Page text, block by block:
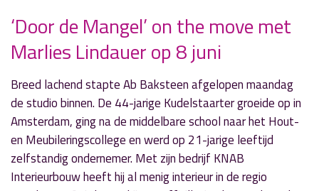
« Vorig nieuwsbericht
Rinus van Itterzon even terug op oude
vertrouwde plek: 'De Top 10 van...'
25 mei 2026
» Volgend nieuwsbericht
'Business Lounge' in teken van 100 jaar
Langhout Beton
4 juni 2026
‘Door de Mangel’ on the move met
Marlies Lindauer op 8 juni
Breed lachend stapte Ab Baksteen afgelopen maandag
de studio binnen. De 44-jarige Kudelstaarter groeide op in
Amsterdam, ging na de middelbare school naar het Hout-
en Meubileringscollege en werd op 21-jarige leeftijd
zelfstandig ondernemer. Met zijn bedrijf KNAB
Interieurbouw heeft hij al menig interieur in de regio